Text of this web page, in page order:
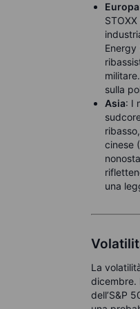
Europa
Energy
sulla
Asia: I
cinese
una
La
dicembre.
dell’S&P